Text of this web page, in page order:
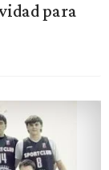
para